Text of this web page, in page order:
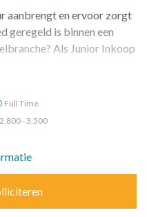
aanbrengt en ervoor zorgt
geregeld is binnen een
Als Junior Inkoop
Full Time
2.800 - 3.500